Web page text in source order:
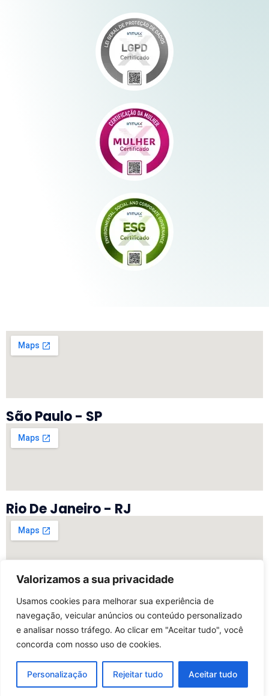
Valorizamos a sua privacidade
Usamos cookies para melhorar sua experiência de
navegação, veicular anúncios ou conteúdo personalizado
e analisar nosso tráfego. Ao clicar em "Aceitar tudo", você
concorda com nosso uso de cookies.
Personalização Rejeitar tudo Aceitar tudo
São Paulo - SP
Rio De Janeiro - RJ
Vitória - ES
Por My Marketing Digital